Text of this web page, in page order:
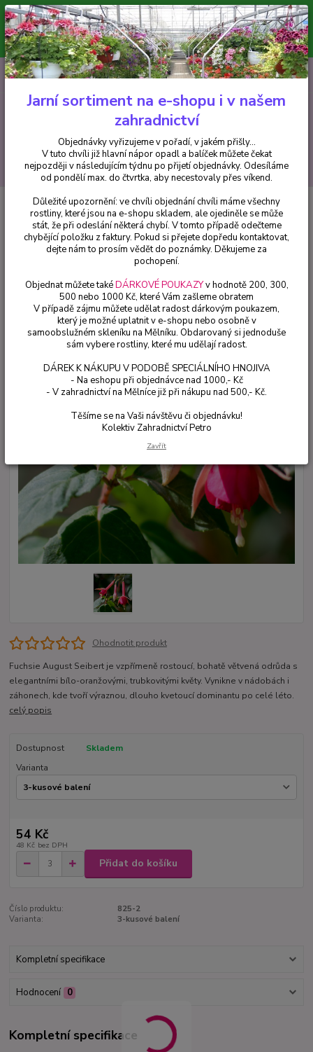
Minimální hodnota pro odeslání z e-shopu je 300 Kč.
V tuto chvíli již hlavní nápor objednávek opadl a balíček můžete čekat
nejpozději v následujícím týdnu po přijetí objednávky. Objednávky
vyřizujeme v pořadí, v jakém přišly...
CZK
Hledat
+420 602 223 614 0ks
za0 Kč
Fuchsie August Seibert Fuchsie - cena za kus v 3-kusovém balení
August Seibert Fuchsie - cena za
kus v 3-kusovém balení
Ohodnotit produkt
Fuchsie August Seibert je vzpřímeně rostoucí, bohatě větvená odrůda s
elegantními bílo-oranžovými, trubkovitými květy. Vynikne v nádobách i
záhonech, kde tvoří výraznou, dlouho kvetoucí dominantu po celé léto.
celý popis
Dostupnost
Skladem
Varianta
54 Kč
48 Kč bez DPH
Přidat do košíku
Číslo produktu:
825-2
Varianta:
3-kusové balení
Kompletní specifikace
Hodnocení 0
Kompletní specifikace
Jarní sortiment na e-shopu i v našem
zahradnictví
Objednávky vyřizujeme v pořadí, v jakém přišly...
V tuto chvíli již hlavní nápor opadl a balíček můžete čekat
nejpozději v následujícím týdnu po přijetí objednávky. Odesíláme
od pondělí max. do čtvrtka, aby necestovaly přes víkend.
Důležité upozornění: ve chvíli objednání chvíli máme všechny
rostliny, které jsou na e-shopu skladem, ale ojediněle se může
stát, že při odeslání některá chybí. V tomto případě odečteme
chybějící položku z faktury. Pokud si přejete dopředu kontaktovat,
dejte nám to prosím vědět do poznámky. Děkujeme za
pochopení.
Objednat můžete takéDÁRKOVÉ POUKAZYv hodnotě 200, 300,
500 nebo 1000 Kč, které Vám zašleme obratem
V případě zájmu můžete udělat radost dárkovým poukazem,
který je možné uplatnit v e-shopu nebo osobně v
samoobslužném skleníku na Mělníku. Obdarovaný si jednoduše
sám vybere rostliny, které mu udělají radost.
DÁREK K NÁKUPU V PODOBĚ SPECIÁLNÍHO HNOJIVA
- Na eshopu při objednávce nad 1000,- Kč
- V zahradnictví na Mělníce již při nákupu nad 500,- Kč.
Těšíme se na Vaši návštěvu či objednávku!
Kolektiv Zahradnictví Petro
Zavřít